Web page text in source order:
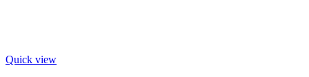
Quick view